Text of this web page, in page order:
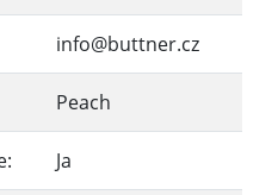
info@buttner.cz
Peach
Ja